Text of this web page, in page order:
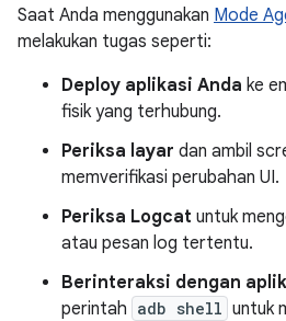
Saat Anda menggunakan Mode
melakukan tugas seperti:
Deploy aplikasi Anda ke
fisik yang terhubung.
Periksa layar dan ambil
memverifikasi perubahan UI.
Periksa Logcat untuk
atau pesan log tertentu.
Berinteraksi dengan
perintah adb shell untuk